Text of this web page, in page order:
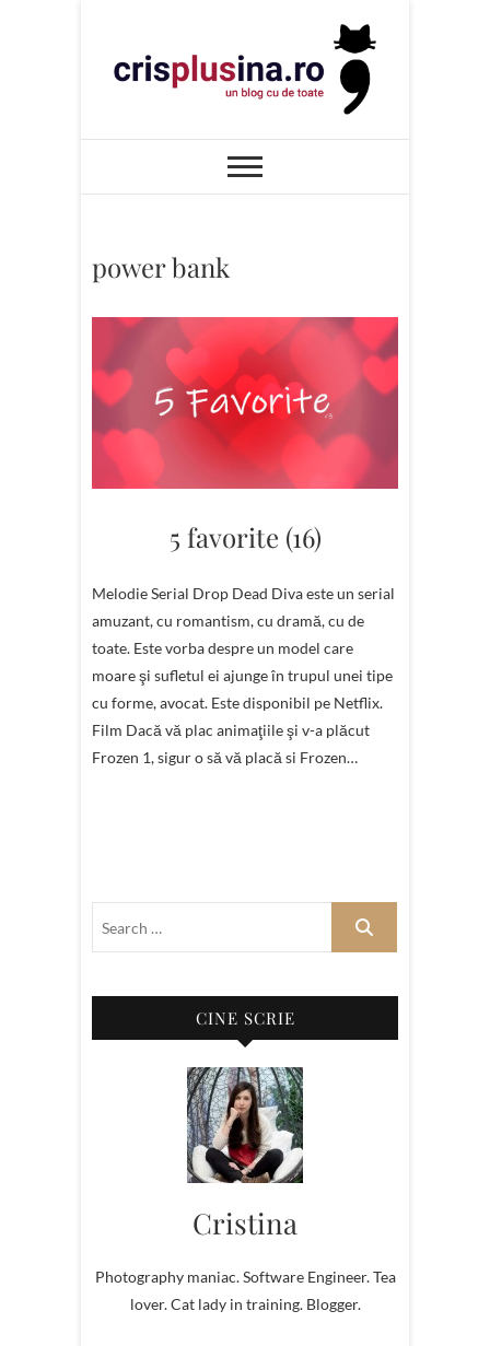
content
Cris+ina
power bank
5 favorite (16)
Melodie Serial Drop Dead Diva este un serial
amuzant, cu romantism, cu dramă, cu de
toate. Este vorba despre un model care
moare şi sufletul ei ajunge în trupul unei tipe
cu forme, avocat. Este disponibil pe Netflix.
Film Dacă vă plac animaţiile şi v-a plăcut
Frozen 1, sigur o să vă placă si Frozen…
CINE SCRIE
Cristina
Photography maniac. Software Engineer. Tea
lover. Cat lady in training. Blogger.